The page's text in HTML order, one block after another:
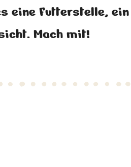
eine Futterstelle,
Mach mit!